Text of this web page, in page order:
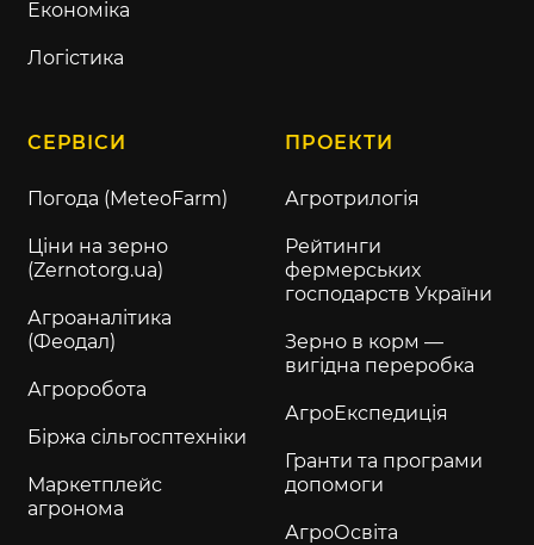
Економіка
Логістика
СЕРВІСИ
Погода (MeteoFarm)
Ціни на зерно
(Zernotorg.ua)
Агроаналітика
(Феодал)
Агроробота
Біржа сільгосптехніки
Маркетплейс
агронома
ПРОЕКТИ
Агротрилогія
Рейтинги
фермерських
господарств України
Зерно в корм —
вигідна переробка
АгроЕкспедиція
Гранти та програми
допомоги
АгроОсвіта